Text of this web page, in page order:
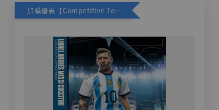
加購優惠【Competitive Toys 梅西 [CM001]】